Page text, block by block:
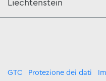
Liechtenstein
GTC Protezione dei dati